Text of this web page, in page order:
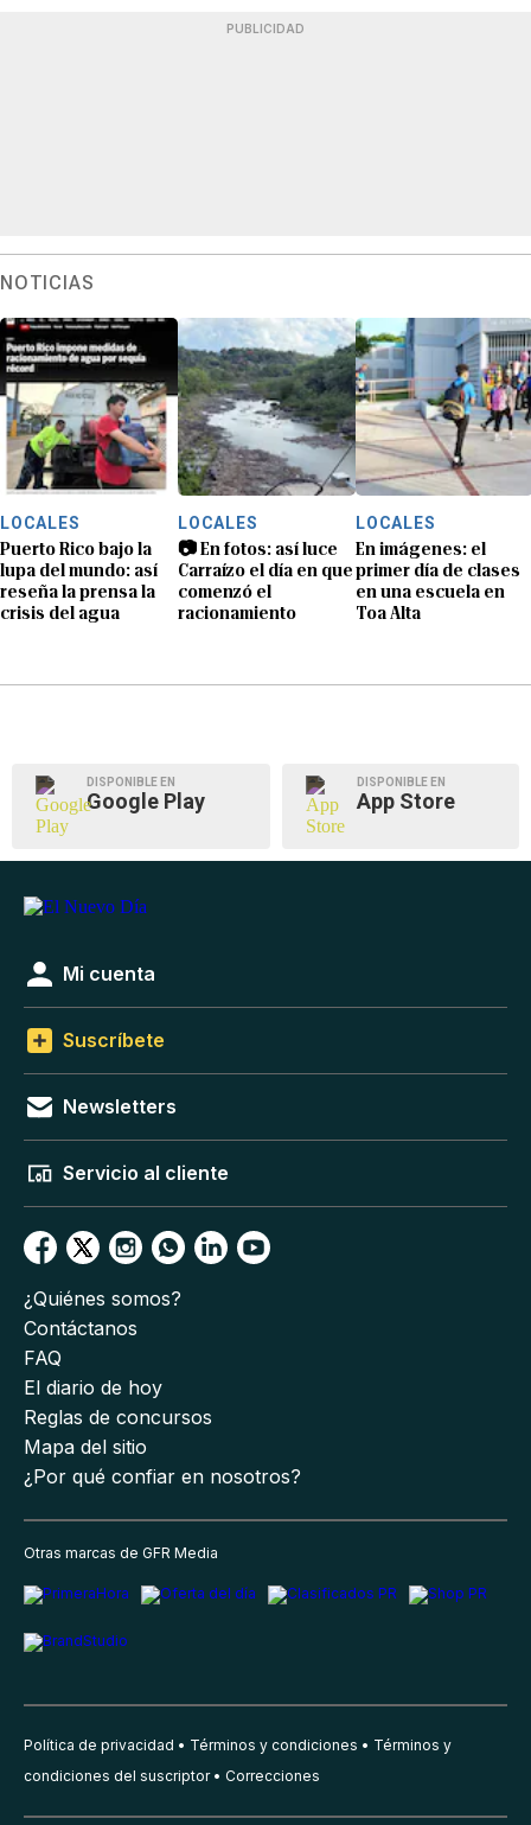
PUBLICIDAD
NOTICIAS
LOCALES
Puerto Rico bajo la
lupa del mundo: así
reseña la prensa la
crisis del agua
LOCALES
📷 En fotos: así luce
Carraízo el día en que
comenzó el
racionamiento
LOCALES
En imágenes: el
primer día de clases
en una escuela en
Toa Alta
DISPONIBLE EN
Google Play
DISPONIBLE EN
App Store
Mi cuenta
Suscríbete
Newsletters
Servicio al cliente
¿Quiénes somos?
Contáctanos
FAQ
El diario de hoy
Reglas de concursos
Mapa del sitio
¿Por qué confiar en nosotros?
Otras marcas de GFR Media
Política de privacidad Términos y condiciones
Términos y
condiciones del suscriptor
Correcciones